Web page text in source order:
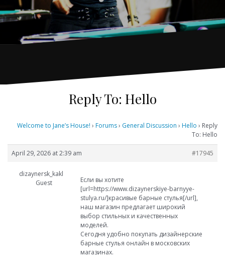
Reply To: Hello
Welcome to Jane’s House! › Forums› General Discussion › Hello › Reply
To: Hello
April 29, 2026 at 2:39 am #17945
dizaynersk_kakl
Guest
Если вы хотите
[url=https://www.dizaynerskiye-barnyye-
stulya.ru/]красивые барные стулья[/url],
наш магазин предлагает широкий
выбор стильных и качественных
моделей.
Сегодня удобно покупать дизайнерские
барные стулья онлайн в московских
магазинах.